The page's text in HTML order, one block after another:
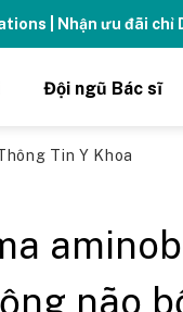
| Nhận ưu đãi chỉ
Đội ngũ Bác sĩ
Tin Y Khoa
não